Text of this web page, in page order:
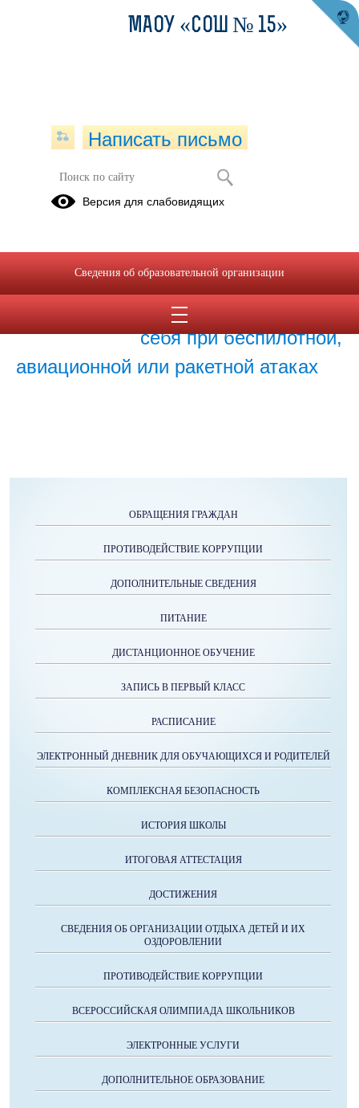
Публикации за 19.05.2026
Памятка о действиях в
случае пожара и о
том, как защитить
себя при беспилотной,
авиационной или ракетной атаках
ОБРАЩЕНИЯ ГРАЖДАН
ПРОТИВОДЕЙСТВИЕ КОРРУПЦИИ
ДОПОЛНИТЕЛЬНЫЕ СВЕДЕНИЯ
ПИТАНИЕ
ДИСТАНЦИОННОЕ ОБУЧЕНИЕ
ЗАПИСЬ В ПЕРВЫЙ КЛАСС
РАСПИСАНИЕ
ЭЛЕКТРОННЫЙ ДНЕВНИК ДЛЯ ОБУЧАЮЩИХСЯ И РОДИТЕЛЕЙ
КОМПЛЕКСНАЯ БЕЗОПАСНОСТЬ
ИСТОРИЯ ШКОЛЫ
ИТОГОВАЯ АТТЕСТАЦИЯ
ДОСТИЖЕНИЯ
СВЕДЕНИЯ ОБ ОРГАНИЗАЦИИ ОТДЫХА ДЕТЕЙ И ИХ
ОЗДОРОВЛЕНИИ
ПРОТИВОДЕЙСТВИЕ КОРРУПЦИИ
ВСЕРОССИЙСКАЯ ОЛИМПИАДА ШКОЛЬНИКОВ
ЭЛЕКТРОННЫЕ УСЛУГИ
ДОПОЛНИТЕЛЬНОЕ ОБРАЗОВАНИЕ
МАОУ «СОШ № 15»
Написать письмо
Версия для слабовидящих
Сведения об образовательной организации